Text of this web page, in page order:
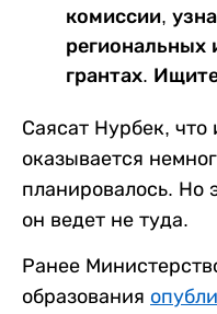
комиссии,
региональных
грантах.
Саясат Нурбек, что
оказывается
планировалось. Но
он ведет не туда.
Ранее
образования